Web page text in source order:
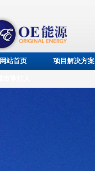
网站首页 项目解决方案